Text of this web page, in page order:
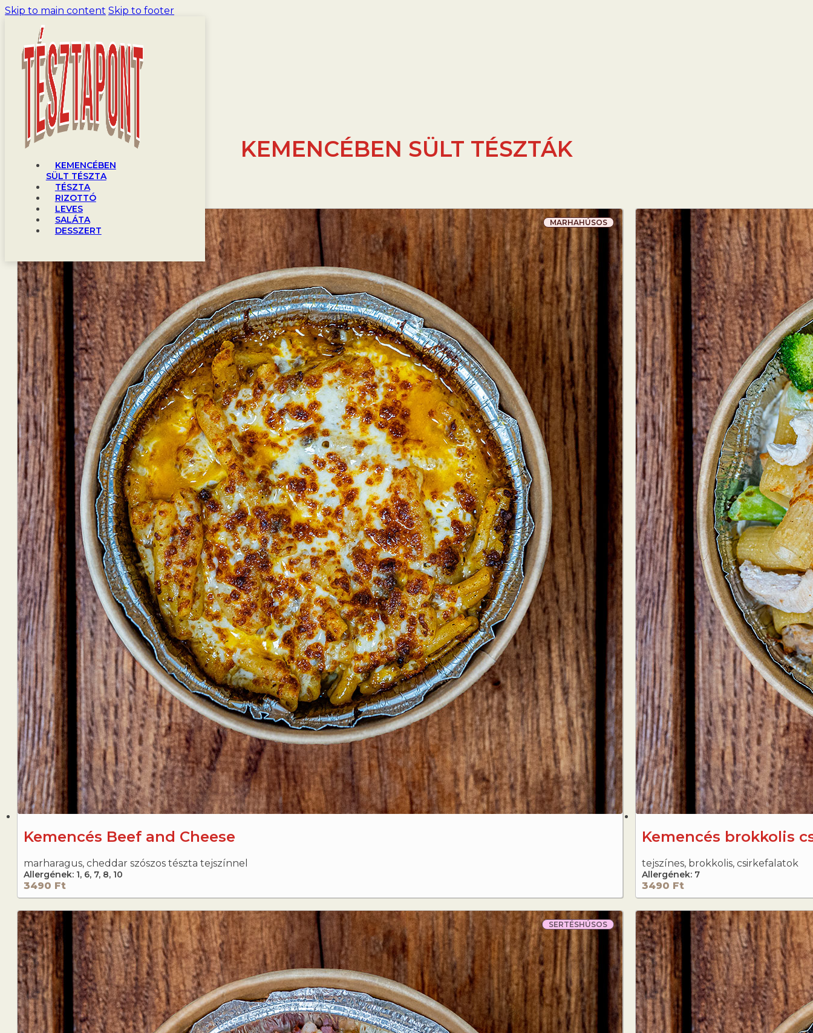
Skip to main content Skip to footer
KEMENCÉBEN
SÜLT TÉSZTA
TÉSZTA
RIZOTTÓ
LEVES
SALÁTA
DESSZERT
KEMENCÉBEN SÜLT TÉSZTÁK
Kemencés Beef and Cheese
marharagus, cheddar szószos tészta tejszínnel
Allergének: 1, 6, 7, 8, 10
MARHAHÚSOS
3490 Ft
Kemencés brokkolis
tejszínes, brokkolis, csirkefalatok
Allergének: 7
3490 Ft
SERTÉSHÚSOS